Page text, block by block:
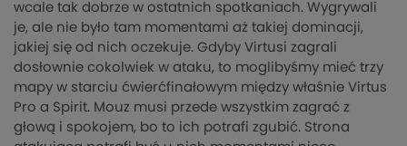
wcale tak dobrze w ostatnich spotkaniach. Wygrywali
je, ale nie było tam momentami aż takiej dominacji,
jakiej się od nich oczekuje. Gdyby Virtusi zagrali
dosłownie cokolwiek w ataku, to moglibyśmy mieć trzy
mapy w starciu ćwierćfinałowym między właśnie Virtus
Pro a Spirit. Mouz musi przede wszystkim zagrać z
głową i spokojem, bo to ich potrafi zgubić. Strona